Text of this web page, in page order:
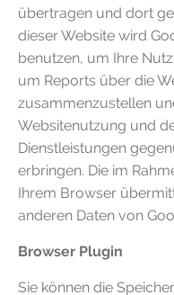
übertragen und dort
dieser Website wird
benutzen, um Ihre
um Reports über die
zusammenzustellen
Websitenutzung und
Dienstleistungen
erbringen. Die im
Ihrem Browser
anderen Daten von
Browser Plugin
Sie können die